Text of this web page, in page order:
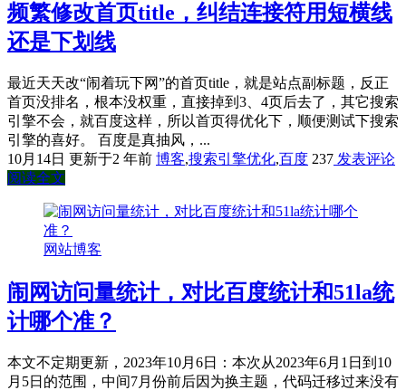
频繁修改首页title，纠结连接符用短横线
还是下划线
最近天天改“闹着玩下网”的首页title，就是站点副标题，反正
首页没排名，根本没权重，直接掉到3、4页后去了，其它搜索
引擎不会，就百度这样，所以首页得优化下，顺便测试下搜索
引擎的喜好。 百度是真抽风，...
10月14日 更新于2 年前 博客,搜索引擎优化,百度 237 发表评论
阅读全文
网站博客
闹网访问量统计，对比百度统计和51la统
计哪个准？
本文不定期更新，2023年10月6日：本次从2023年6月1日到10
月5日的范围，中间7月份前后因为换主题，代码迁移过来没有